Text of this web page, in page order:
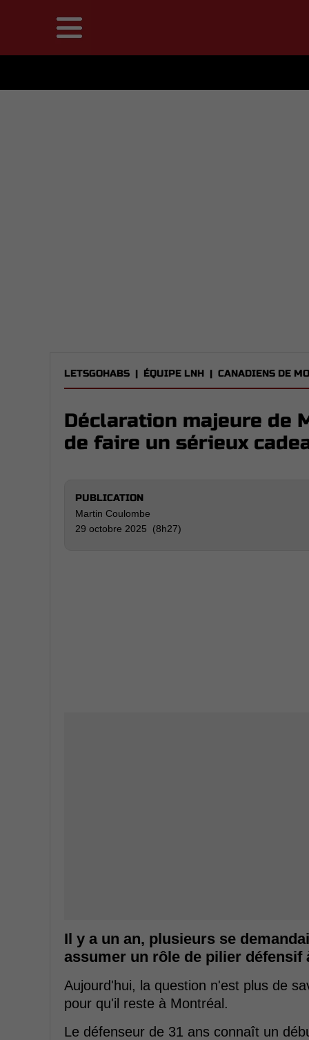
LETSGOHABS | ÉQUIPE LNH | CANADIENS DE
Déclaration majeure de
de faire un sérieux
PUBLICATION
Martin Coulombe
29 octobre 2025 (8h27)
Il y a un an, plusieurs se
assumer un rôle de pilier défensif
Aujourd'hui, la question n'est plus de
pour qu'il reste à Montréal.
Le défenseur de 31 ans connaît un